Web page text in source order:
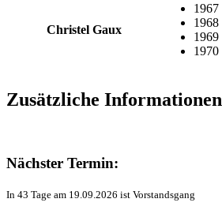
Christel Gaux
1967
1968
1969
1970
Zusätzliche Informationen
Nächster Termin:
In 43 Tage am 19.09.2026 ist Vorstandsgang